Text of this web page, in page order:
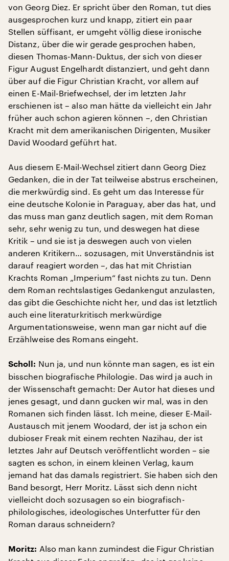
von Georg Diez. Er spricht über den Roman, tut dies
ausgesprochen kurz und knapp, zitiert ein paar
Stellen süffisant, er umgeht völlig diese ironische
Distanz, über die wir gerade gesprochen haben,
diesen Thomas-Mann-Duktus, der sich von dieser
Figur August Engelhardt distanziert, und geht dann
über auf die Figur Christian Kracht, vor allem auf
einen E-Mail-Briefwechsel, der im letzten Jahr
erschienen ist – also man hätte da vielleicht ein Jahr
früher auch schon agieren können –, den Christian
Kracht mit dem amerikanischen Dirigenten, Musiker
David Woodard geführt hat.
Aus diesem E-Mail-Wechsel zitiert dann Georg Diez
Gedanken, die in der Tat teilweise abstrus erscheinen,
die merkwürdig sind. Es geht um das Interesse für
eine deutsche Kolonie in Paraguay, aber das hat, und
das muss man ganz deutlich sagen, mit dem Roman
sehr, sehr wenig zu tun, und deswegen hat diese
Kritik – und sie ist ja deswegen auch von vielen
anderen Kritikern… sozusagen, mit Unverständnis ist
darauf reagiert worden –, das hat mit Christian
Krachts Roman „Imperium“ fast nichts zu tun. Denn
dem Roman rechtslastiges Gedankengut anzulasten,
das gibt die Geschichte nicht her, und das ist letztlich
auch eine literaturkritisch merkwürdige
Argumentationsweise, wenn man gar nicht auf die
Erzählweise des Romans eingeht.
Scholl: Nun ja, und nun könnte man sagen, es ist ein
bisschen biografische Philologie. Das wird ja auch in
der Wissenschaft gemacht: Der Autor hat dieses und
jenes gesagt, und dann gucken wir mal, was in den
Romanen sich finden lässt. Ich meine, dieser E-Mail-
Austausch mit jenem Woodard, der ist ja schon ein
dubioser Freak mit einem rechten Nazihau, der ist
letztes Jahr auf Deutsch veröffentlicht worden – sie
sagten es schon, in einem kleinen Verlag, kaum
jemand hat das damals registriert. Sie haben sich den
Band besorgt, Herr Moritz. Lässt sich denn nicht
vielleicht doch sozusagen so ein biografisch-
philologisches, ideologisches Unterfutter für den
Roman daraus schneidern?
Moritz: Also man kann zumindest die Figur Christian